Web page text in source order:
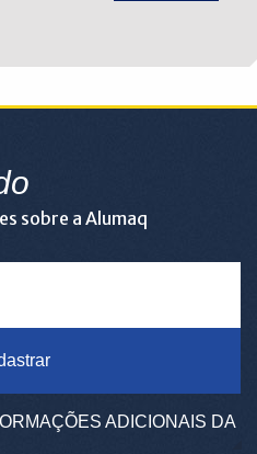
sobre a Alumaq
ADICIONAIS DA